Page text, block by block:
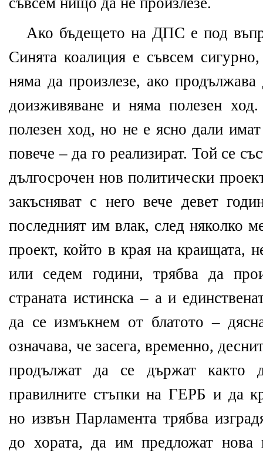
Ако бъдещето на ДПС е под
Синята коалиция е съвсем
няма да произлезе, ако
доизживяване и няма полезен
полезен ход, но не е ясно дали
повече – да го реализират. Той се
дългосрочен нов политически
закъсняват с него вече девет
последният им влак, след няколко
проект, който в края на краищата,
или седем години, трябва да
страната истинска – а и
да се измъкнем от блатото –
означава, че засега, временно,
продължат да се държат както
правилните стъпки на ГЕРБ и да
но извън Парламента трябва
до хората, да им предложат нова